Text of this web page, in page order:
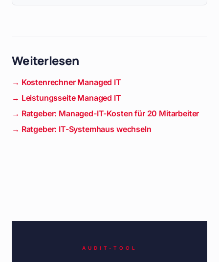
Weiterlesen
→ Kostenrechner Managed IT
→ Leistungsseite Managed IT
→ Ratgeber: Managed-IT-Kosten für 20 Mitarbeiter
→ Ratgeber: IT-Systemhaus wechseln
AUDIT-TOOL